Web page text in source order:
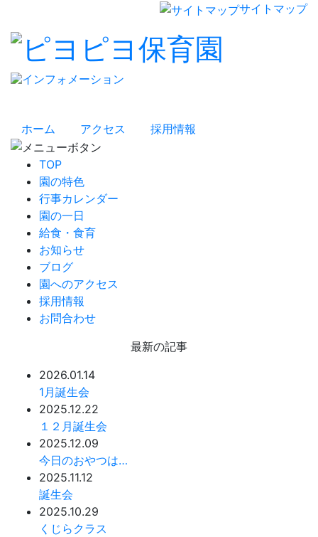
サイトマップ
ホーム アクセス 採用情報
TOP
園の特色
行事カレンダー
園の一日
給食・食育
お知らせ
ブログ
園へのアクセス
採用情報
お問合わせ
最新の記事
2026.01.14
1月誕生会
2025.12.22
１２月誕生会
2025.12.09
今日のおやつは…
2025.11.12
誕生会
2025.10.29
くじらクラス